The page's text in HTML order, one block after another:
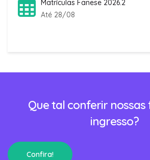
Matrículas Fanese 2026.2
Até 28/08
Que tal conferir
ingresso?
Confira!